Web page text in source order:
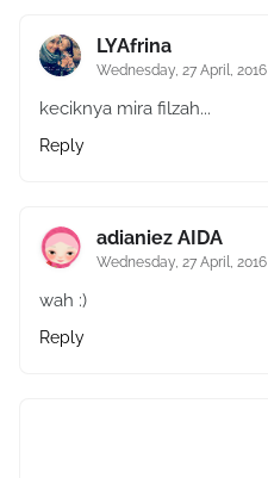
LYAfrina
Wednesday, 27 April, 2016
keciknya mira filzah...
Reply
adianiez AIDA
Wednesday, 27 April, 2016
wah :)
Reply